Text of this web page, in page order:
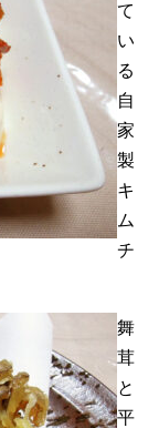
て
い
る
自
家
製
キ
ム
チ
舞
茸
と
平